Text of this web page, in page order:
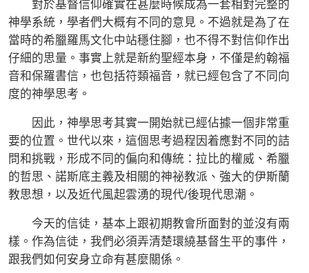
對於基督信仰確實在甚麼時候成為一套相對完整的
神學系統，學者們大概有不同的意見。不過就是為了在
當時的希臘羅馬文化中站穩住腳，也不得不對信仰作出
仔細的思量。事實上就是新約聖經本身，不僅是約翰福
音和保羅書信，也包括符類福音，就已經包含了不同向
度的神學思考。
因此，神學思考其實一開始就已經佔據一個非常重
要的位置。世代以來，這個思考過程因着應對不同的詰
問和挑戰，形成不同的偏向和傳統：拉比的權威、希臘
的哲思、諾斯底主義及相關的神祕教派、強大的伊斯蘭
教思想，以及近代風起雲湧的現代/後現代思潮。
今天的信徒，基本上跟初期教會所面對的並沒有兩
樣。作為信徒，我們必須弄清楚環繞基督生平的事件，
跟我們如何安身立命有甚麼關係。